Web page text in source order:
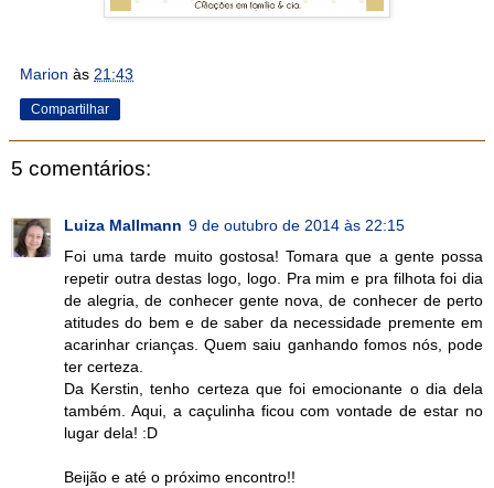
Marion às 21:43
Compartilhar
5 comentários:
Luiza Mallmann 9 de outubro de 2014 às 22:15
Foi uma tarde muito gostosa! Tomara que a gente possa
repetir outra destas logo, logo. Pra mim e pra filhota foi dia
de alegria, de conhecer gente nova, de conhecer de perto
atitudes do bem e de saber da necessidade premente em
acarinhar crianças. Quem saiu ganhando fomos nós, pode
ter certeza.
Da Kerstin, tenho certeza que foi emocionante o dia dela
também. Aqui, a caçulinha ficou com vontade de estar no
lugar dela! :D
Beijão e até o próximo encontro!!